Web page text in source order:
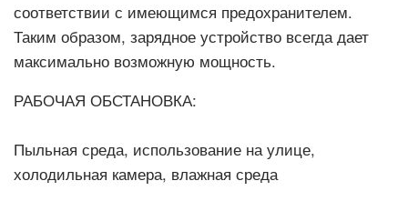
соответствии с имеющимся предохранителем.
Таким образом, зарядное устройство всегда дает
максимально возможную мощность.
РАБОЧАЯ ОБСТАНОВКА:
Пыльная среда, использование на улице,
холодильная камера, влажная среда